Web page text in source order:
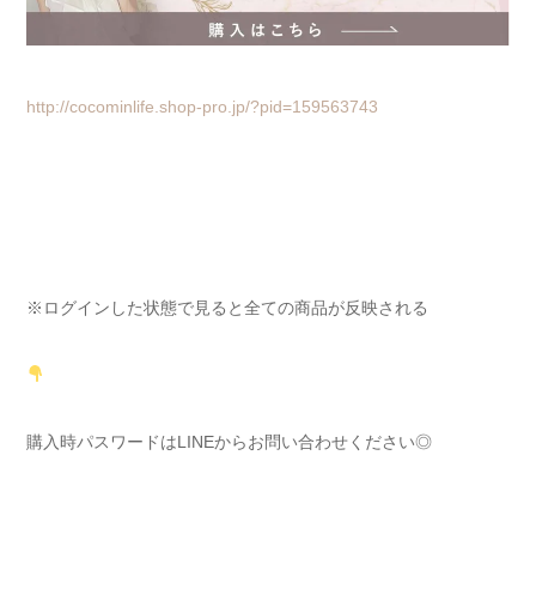
http://cocominlife.shop-pro.jp/?pid=159563743
※ログインした状態で見ると全ての商品が反映される
購入時パスワードはLINEからお問い合わせください◎